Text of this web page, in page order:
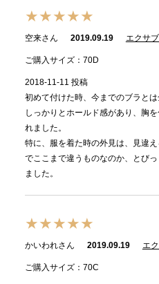
★★★★★
空来さん 2019.09.19 エクサ
ご購入サイズ：70D
2018-11-11 投稿
初めて付けた時、今までのブラと
しっかりとホールド感があり、胸
れました。
特に、服を着た時の外見は、見違
でここまで違うものなのか、とび
ました。
★★★★★
かいわれさん 2019.09.19 エ
ご購入サイズ：70C